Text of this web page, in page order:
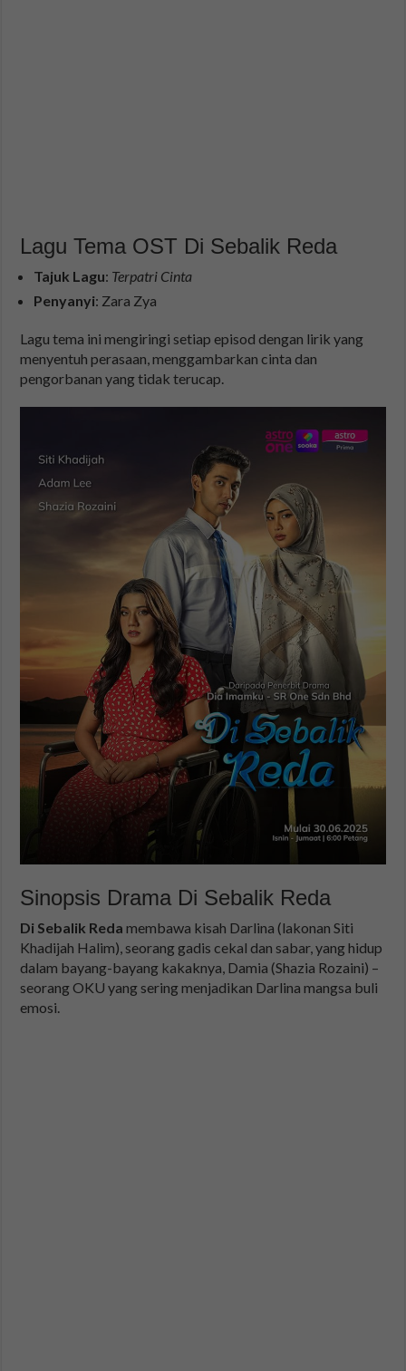
Lagu Tema OST Di Sebalik Reda
Tajuk Lagu: Terpatri Cinta
Penyanyi: Zara Zya
Lagu tema ini mengiringi setiap episod dengan lirik yang
menyentuh perasaan, menggambarkan cinta dan
pengorbanan yang tidak terucap.
Sinopsis Drama Di Sebalik Reda
Di Sebalik Reda membawa kisah Darlina (lakonan Siti
Khadijah Halim), seorang gadis cekal dan sabar, yang hidup
dalam bayang-bayang kakaknya, Damia (Shazia Rozaini) –
seorang OKU yang sering menjadikan Darlina mangsa buli
emosi.